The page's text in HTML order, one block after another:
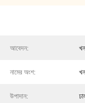
আবেদন:
নামের অংশ:
উপাদান: